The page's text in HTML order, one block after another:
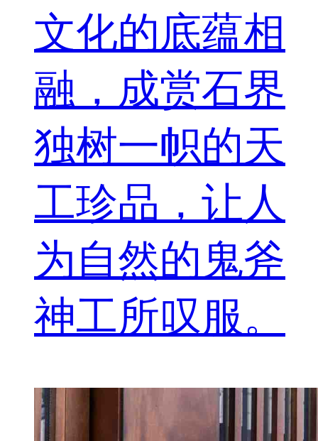
文化的底蕴相
融，成赏石界
独树一帜的天
工珍品，让人
为自然的鬼斧
神工所叹服。